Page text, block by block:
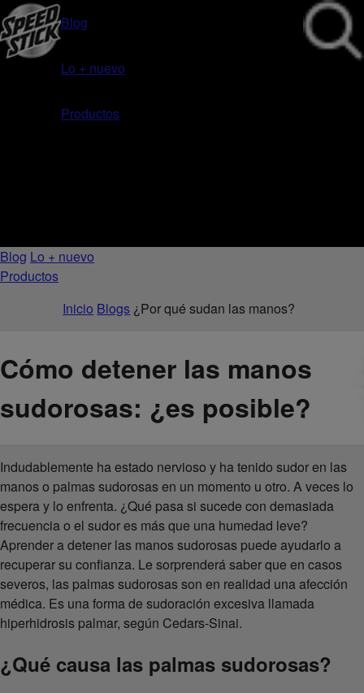
Blog
Lo + nuevo
Productos
Blog Lo + nuevo
Productos
Inicio Blogs ¿Por qué sudan las manos?
Cómo detener las manos
sudorosas: ¿es posible?
Indudablemente ha estado nervioso y ha tenido sudor en las
manos o palmas sudorosas en un momento u otro. A veces lo
espera y lo enfrenta. ¿Qué pasa si sucede con demasiada
frecuencia o el sudor es más que una humedad leve?
Aprender a detener las manos sudorosas puede ayudarlo a
recuperar su confianza. Le sorprenderá saber que en casos
severos, las palmas sudorosas son en realidad una afección
médica. Es una forma de sudoración excesiva llamada
hiperhidrosis palmar, según Cedars-Sinai.
¿Qué causa las palmas sudorosas?